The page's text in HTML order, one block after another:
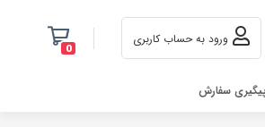
ورود به حساب کاربری
0
سفارش